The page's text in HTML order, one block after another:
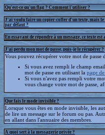
Qu'est-ce qu'un flag ? Comment l'utiliser ?
J'ai voulu faire un copier-coller d'un texte, mais le
par défaut ?
En essayant de répondre à un message, ce texte est
J'ai perdu mon mot de passe, puis-je le récupérer ?
Vous pouvez récupérer votre mot de passe
Si vous avez rempli le champ
mot de passe en utilisant la page
Si vous n'avez pas rempli votre
vous change votre mot de passe,
Que fais le mode invisible ?
Lorsque vous êtes en mode invisible, les
de lire un message sur le forum ou pas.
en allant dans l'annuaire des membres.
A quoi sert à la messagerie privée ?